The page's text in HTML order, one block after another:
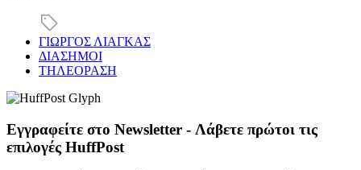
ΓΙΩΡΓΟΣ ΛΙΑΓΚΑΣ
ΔΙΑΣΗΜΟΙ
ΤΗΛΕΟΡΑΣΗ
Εγγραφείτε στο Newsletter - Λάβετε πρώτοι τις
επιλογές HuffPost